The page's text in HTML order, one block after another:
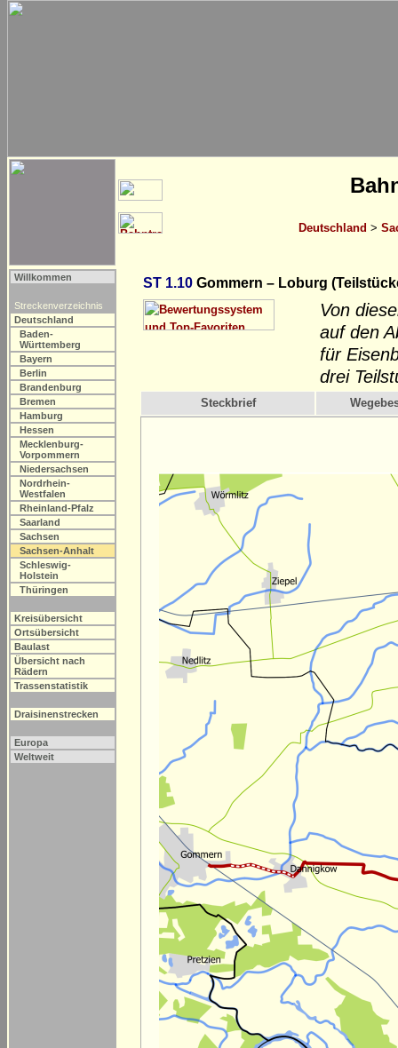
Deutschland >
Willkommen
Streckenverzeichnis
Deutschland
Baden-
Württemberg
Bayern
Berlin
Brandenburg
Bremen
Hamburg
Hessen
Mecklenburg-
Vorpommern
Niedersachsen
Nordrhein-
Westfalen
Rheinland-Pfalz
Saarland
Sachsen
Sachsen-Anhalt
Schleswig-
Holstein
Thüringen
Kreisübersicht
Ortsübersicht
Baulast
Übersicht nach
Rädern
Trassenstatistik
Draisinenstrecken
Europa
Weltweit
ST 1.10 Gommern – Loburg
Von
auf den
für
drei
Steckbrief